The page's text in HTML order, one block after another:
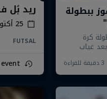
ريد بُل فور 2 سكور
25 أكتوبر – 25 نوفمبر 2025
FUTSAL